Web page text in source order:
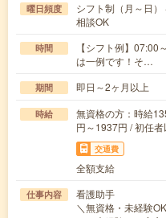
曜日頻度
シフト制（月～日
相談OK
時間
【シフト例】
は一例です！そ…
期間 即日～2ヶ月以上
時給
無資格の方：時給
円～1937円 / 初任
交通費
全額支給
仕事内容
看護助手
＼無資格・未経験